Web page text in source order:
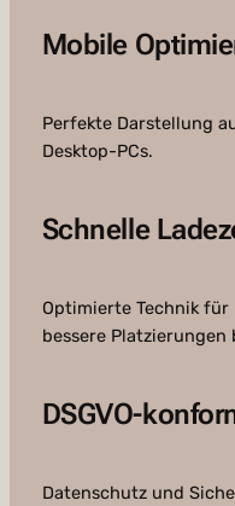
Mobile
Perfekte Darstellung
Desktop-PCs.
Schnelle
Optimierte Technik für
bessere Platzierungen
DSGVO-
Datenschutz und